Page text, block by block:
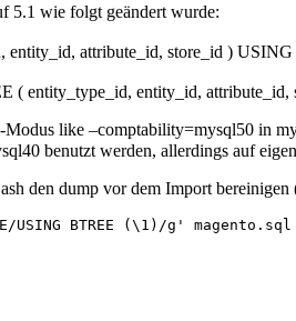
5.1 wie folgt geändert wurde:
attribute_id, store_id )
entity_type_id, entity_id, attribute_id,
like –comptability=mysql50 in
benutzt werden, allerdings auf
den dump vor dem Import bereinigen